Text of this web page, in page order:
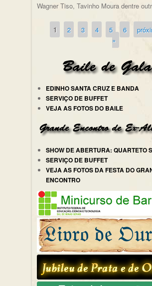
Wagner Tiso, Tavinho Moura dentre
Páginas
1 2 3 4 5 6
»
EDINHO SANTA CRUZ E BANDA
SERVIÇO DE BUFFET
VEJA AS FOTOS DO BAILE
SHOW DE ABERTURA: QUARTETO
SERVIÇO DE BUFFET
VEJA AS FOTOS DA FESTA DO
ENCONTRO